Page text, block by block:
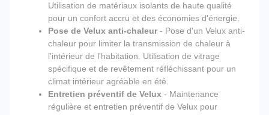
Utilisation de matériaux isolants de haute qualité
pour un confort accru et des économies d'énergie.
Pose de Velux anti-chaleur- Pose d'un Velux anti-
chaleur pour limiter la transmission de chaleur à
l'intérieur de l'habitation. Utilisation de vitrage
spécifique et de revêtement réfléchissant pour un
climat intérieur agréable en été.
Entretien préventif de Velux - Maintenance
régulière et entretien préventif de Velux pour